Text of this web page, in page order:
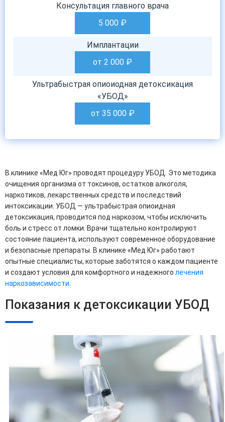
Консультация главного врача
5 000 ₽
Имплантации
от 2 000 ₽
Ультрабыстрая опиоиодная детоксикация
«УБОД»
от 35 000₽
В клинике «Мед Юг» проводят процедуру УБОД. Это методика
очищения организма от токсинов, остатков алкоголя,
наркотиков, лекарственных средств и последствий
интоксикации. УБОД — ультрабыстрая опиоидная
детоксикация, проводится под наркозом, чтобы исключить
боль и стресс от ломки. Врачи тщательно контролируют
состояние пациента, используют современное оборудование
и безопасные препараты. В клинике «Мед Юг» работают
опытные специалисты, которые заботятся о каждом пациенте
и создают условия для комфортного и надежного лечения
наркозависимости
Показания к детоксикации УБОД